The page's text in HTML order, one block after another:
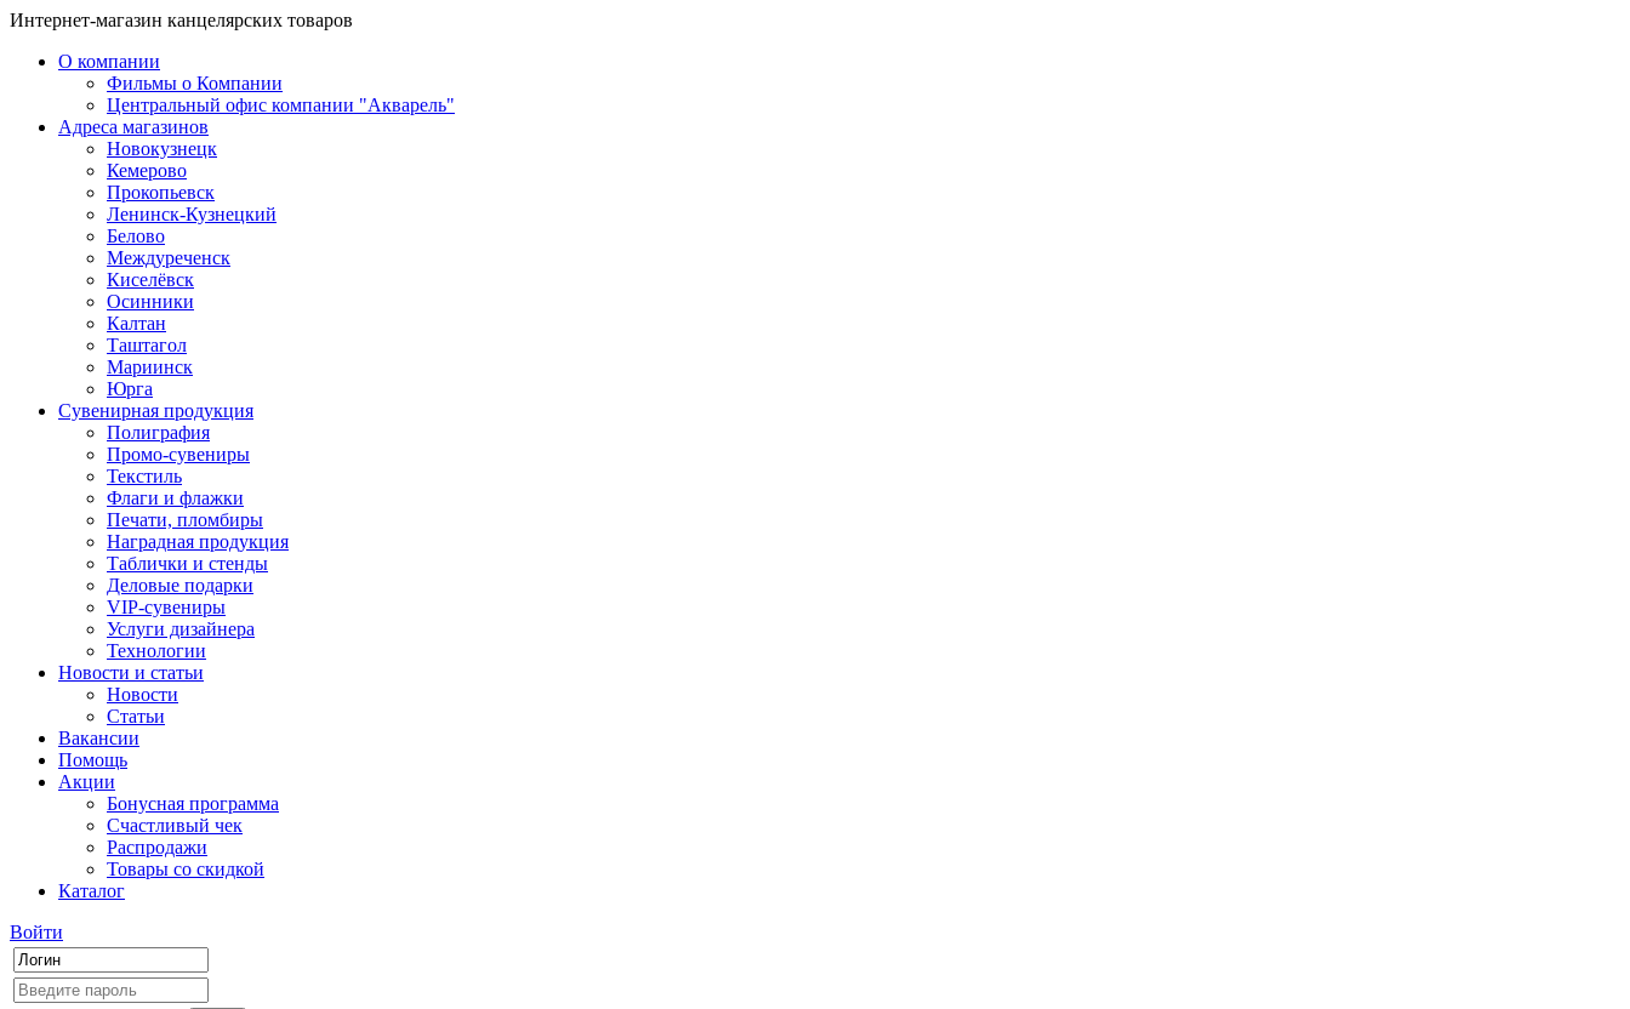
Интернет-магазин канцелярских товаров
О компании
Фильмы о Компании
Центральный офис компании "Акварель"
Адреса магазинов
Новокузнецк
Кемерово
Прокопьевск
Ленинск-Кузнецкий
Белово
Междуреченск
Киселёвск
Осинники
Калтан
Таштагол
Мариинск
Юрга
Сувенирная продукция
Полиграфия
Промо-сувениры
Текстиль
Флаги и флажки
Печати, пломбиры
Наградная продукция
Таблички и стенды
Деловые подарки
VIP-сувениры
Услуги дизайнера
Технологии
Новости и статьи
Новости
Статьи
Вакансии
Помощь
Акции
Бонусная программа
Счастливый чек
Распродажи
Товары со скидкой
Каталог
Войти